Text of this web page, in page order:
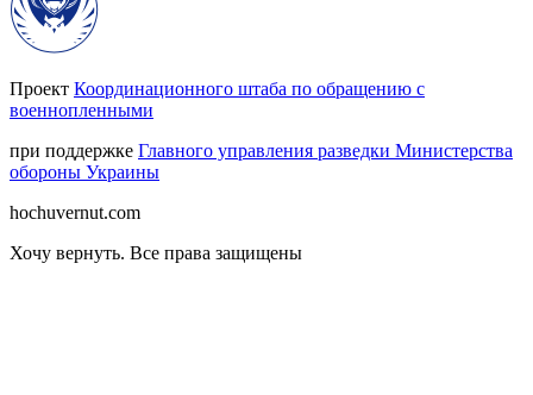
Проект Координационного штаба по обращению с
военнопленными
при поддержке Главного управления разведки Министерства
обороны Украины
hochuvernut.com
Хочу вернуть. Все права защищены